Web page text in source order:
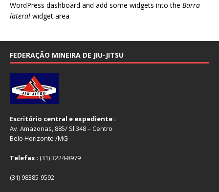
WordPress dashboard and add some widgets into the Barra
lateral widget area.
FEDERAÇÃO MINEIRA DE JIU-JITSU
Escritório central e expediente :
Av. Amazonas, 885/ Sl.348 – Centro
Belo Horizonte /MG
Telefax.: (31) 3224-8979
(31) 98385-9592